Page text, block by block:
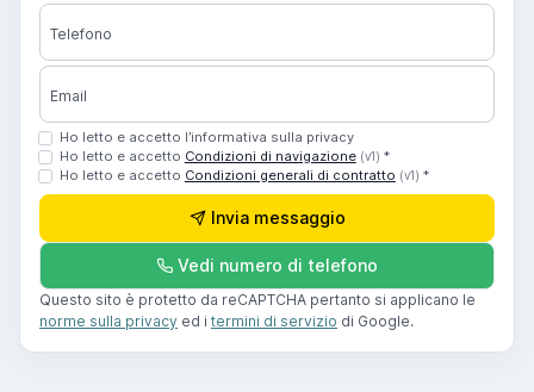
Telefono
Email
Ho letto e accetto l’informativa sulla privacy
Ho letto e accetto Condizioni di navigazione (v1) *
Ho letto e accetto Condizioni generali di contratto (v1) *
Invia messaggio
Vedi numero di telefono
Questo sito è protetto da reCAPTCHA pertanto si applicano le
norme sulla privacy ed i termini di servizio di Google.